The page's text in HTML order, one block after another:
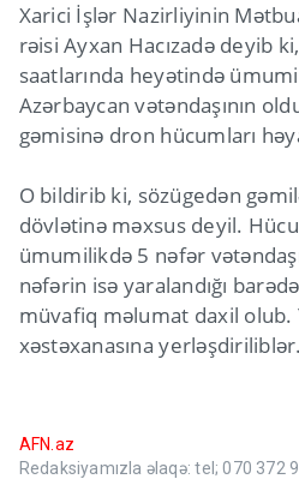
Xarici İşlər Nazirliyinin
rəisi Ayxan Hacızadə deyib
saatlarında heyətində
Azərbaycan vətəndaşının
gəmisinə dron hücumları
O bildirib ki, sözügedən
dövlətinə məxsus deyil.
ümumilikdə 5 nəfər
nəfərin isə yaralandığı
müvafiq məlumat daxil olub.
xəstəxanasına yerləşdiriliblər.
AFN.az
Redaksiyamızla əlaqə: tel; 070